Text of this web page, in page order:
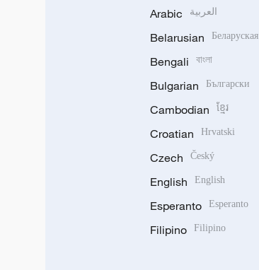
Arabic العربية
Belarusian Беларуская
Bengali বাংলা
Bulgarian Български
Cambodian ខ្មែរ
Croatian Hrvatski
Czech Český
English English
Esperanto Esperanto
Filipino Filipino